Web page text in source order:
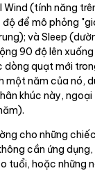
(tính năng
để mô phỏng
và Sleep
90 độ lên
dòng quạt mới
một năm của nó,
khúc này,
cho những
cần ứng
tuổi, hoặc những